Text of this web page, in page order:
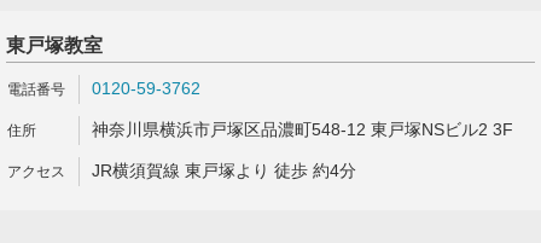
東戸塚教室
0120-59-3762
神奈川県横浜市戸塚区品濃町548-12 東戸塚NSビル2 3F
JR横須賀線 東戸塚より 徒歩 約4分